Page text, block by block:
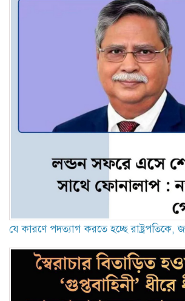
যে কারণে পদত্যাগ করতে হচ্ছে রাষ্ট্রপতিকে,